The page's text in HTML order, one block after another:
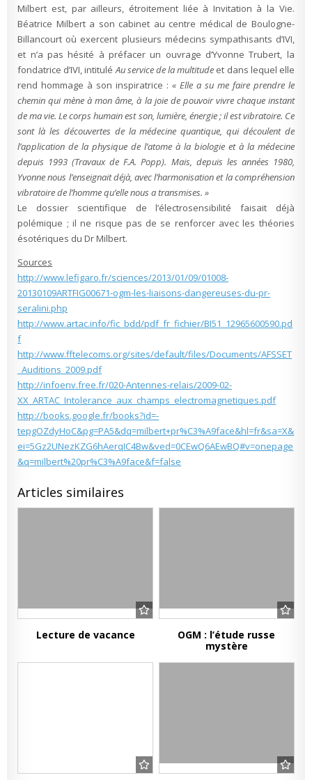
Milbert est, par ailleurs, étroitement liée à Invitation à la Vie.
Béatrice Milbert a son cabinet au centre médical de Boulogne-
Billancourt où exercent plusieurs médecins sympathisants d’IVI,
et n’a pas hésité à préfacer un ouvrage d’Yvonne Trubert, la
fondatrice d’IVI, intituléAu service de la multitude et dans lequel elle
rend hommage à son inspiratrice :« Elle a su me faire prendre le
chemin qui mène à mon âme, à la joie de pouvoir vivre chaque instant
de ma vie. Le corps humain est son, lumière, énergie ; il est vibratoire. Ce
sont là les découvertes de la médecine quantique, qui découlent de
l’application de la physique de l’atome à la biologie et à la médecine
depuis 1993 (Travaux de F.A. Popp). Mais, depuis les années 1980,
Yvonne nous l’enseignait déjà, avec l’harmonisation et la compréhension
vibratoire de l’homme qu’elle nous a transmises. »
Le dossier scientifique de l’électrosensibilité faisait déjà
polémique ; il ne risque pas de se renforcer avec les théories
ésotériques du Dr Milbert.
Sources
http://www.lefigaro.fr/sciences/2013/01/09/01008-
20130109ARTFIG00671-ogm-les-liaisons-dangereuses-du-pr-
seralini.php
http://www.artac.info/fic_bdd/pdf_fr_fichier/BI51_12965600590.pd
f
http://www.fftelecoms.org/sites/default/files/Documents/AFSSET
_Auditions_2009.pdf
http://infoenv.free.fr/020-Antennes-relais/2009-02-
XX_ARTAC_Intolerance_aux_champs_electromagnetiques.pdf
http://books.google.fr/books?id=-
tepgOZdyHoC&pg=PA5&dq=milbert+pr%C3%A9face&hl=fr&sa=X&
ei=5Gz2UNezKZG6hAerqIC4Bw&ved=0CEwQ6AEwBQ#v=onepage
&q=milbert%20pr%C3%A9face&f=false
Articles similaires
Lecture de vacance
OGM : l’étude russe
mystère